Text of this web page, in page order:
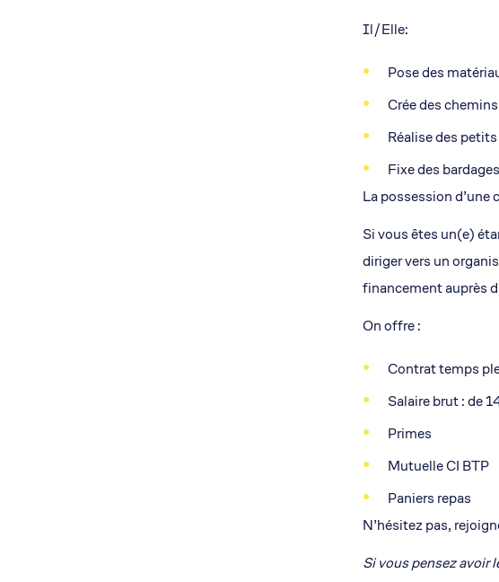
Il/Elle:
Pose des
Crée des
Réalise des
Fixe des
La possession
Si vous êtes un(e)
diriger vers un
financement auprès
On offre :
Contrat temps
Salaire brut : de
Primes
Mutuelle CI BTP
Paniers repas
N’hésitez pas,
Si vous pensez avoir